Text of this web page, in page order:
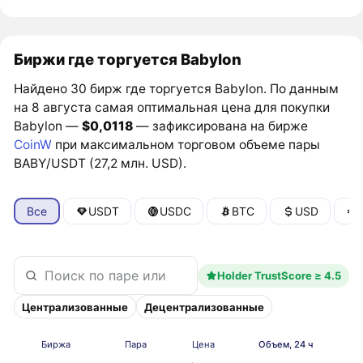
Биржи где торгуется Babylon
Найдено 30 бирж где торгуется Babylon. По данным
на 8 августа самая оптимальная цена для покупки
Babylon —$0,0118 — зафиксирована на бирже
CoinW при максимальном торговом объеме пары
BABY/USDT (27,2 млн. USD).
Все USDT USDC BTC USD
Holder TrustScore ≥ 4.5
Централизованные Децентрализованные
Биржа Пара Цена Объем, 24 ч